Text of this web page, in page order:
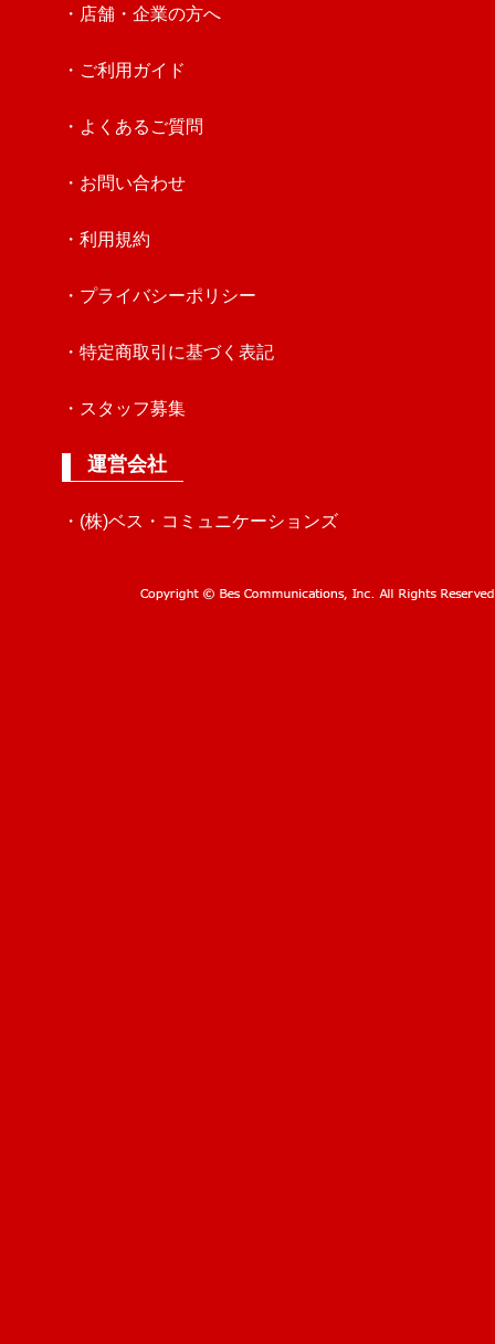
・店舗・企業の方へ
・ご利用ガイド
・よくあるご質問
・お問い合わせ
・利用規約
・プライバシーポリシー
・特定商取引に基づく表記
・スタッフ募集
運営会社
・(株)ベス・コミュニケーションズ